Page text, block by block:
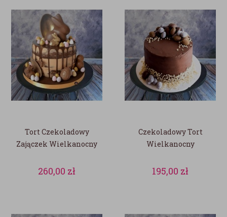
Tort Czekoladowy
Zajączek Wielkanocny
260,00 zł
Czekoladowy Tort
Wielkanocny
195,00 zł